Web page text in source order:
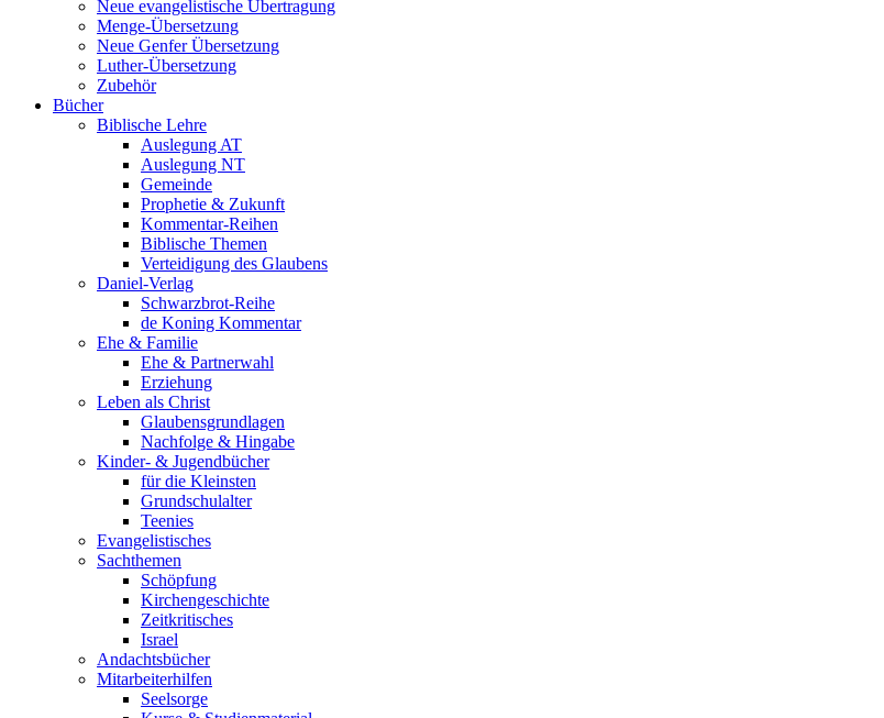
Neue evangelistische Übertragung
Menge-Übersetzung
Neue Genfer Übersetzung
Luther-Übersetzung
Zubehör
Bücher
Biblische Lehre
Auslegung AT
Auslegung NT
Gemeinde
Prophetie & Zukunft
Kommentar-Reihen
Biblische Themen
Verteidigung des Glaubens
Daniel-Verlag
Schwarzbrot-Reihe
de Koning Kommentar
Ehe & Familie
Ehe & Partnerwahl
Erziehung
Leben als Christ
Glaubensgrundlagen
Nachfolge & Hingabe
Kinder- & Jugendbücher
für die Kleinsten
Grundschulalter
Teenies
Evangelistisches
Sachthemen
Schöpfung
Kirchengeschichte
Zeitkritisches
Israel
Andachtsbücher
Mitarbeiterhilfen
Seelsorge